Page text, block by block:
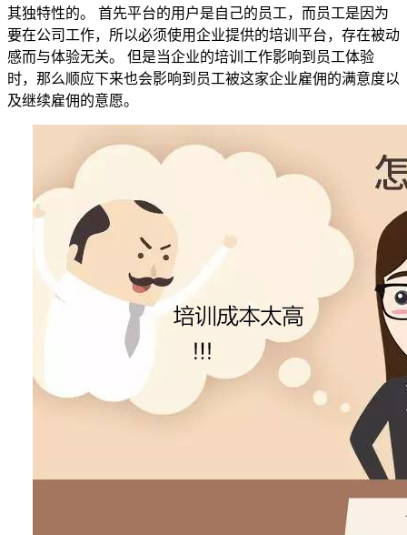
其独特性的。 首先平台的用户是自己的员工， 而员工是因为
要在公司工作， 所以必须使用企业提供的培训平台， 存在被动
感而与体验无关。 但是当企业的培训 工作影响到 员工体验
时， 那么顺应下来也会影响到员工被这家企业雇佣的满意度以
及继续雇佣的意愿。